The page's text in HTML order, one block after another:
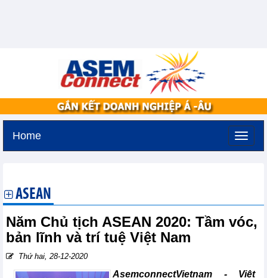
Home
ASEAN
Năm Chủ tịch ASEAN 2020: Tầm vóc,
bản lĩnh và trí tuệ Việt Nam
Thứ hai, 28-12-2020
AsemconnectVietnam - Việt